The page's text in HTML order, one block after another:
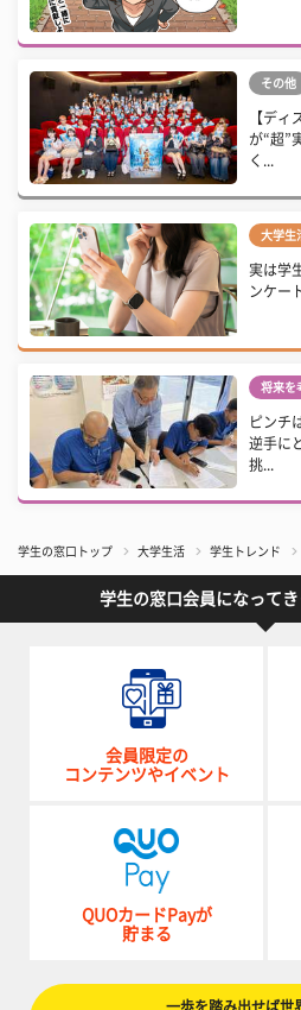
その他
【ディ
が“超”
く...
大学生
実は学
ンケー
将来を
ピンチ
逆手に
挑...
学生の窓口トップ 大学生活 学生トレンド
学生の窓口会員になってき
会員限定の
コンテンツやイベント
QUOカードPayが
貯まる
一歩を踏み出せば世